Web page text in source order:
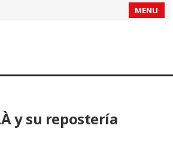
MENU
y su repostería